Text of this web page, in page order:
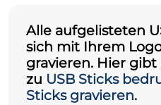
Alle aufgelisteten
sich mit Ihrem
gravieren. Hier
zu USB Sticks
Sticks gravieren.